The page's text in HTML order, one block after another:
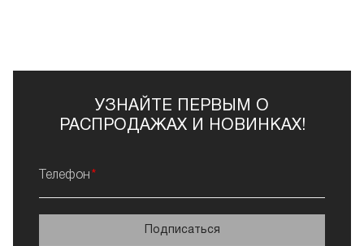
УЗНАЙТЕ ПЕРВЫМ О
РАСПРОДАЖАХ И НОВИНКАХ!
Телефон
Подписаться